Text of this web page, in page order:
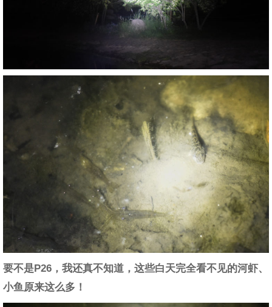
要不是P26，我还真不知道，这些白天完全看不见的河虾、
小鱼原来这么多！